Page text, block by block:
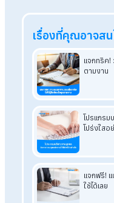
วันที่ 1 มกราคม คือจุด
ควรทำ เช่น การทำค
คำหยาบ ทำร้ายสัตว์
ความราบรื่น และเปิ
ความเชื่อ แต่ก็ช่วยสร้
ที่ดีให้กับชีวิตได้เช่นกัน
โปร
ทดลอ